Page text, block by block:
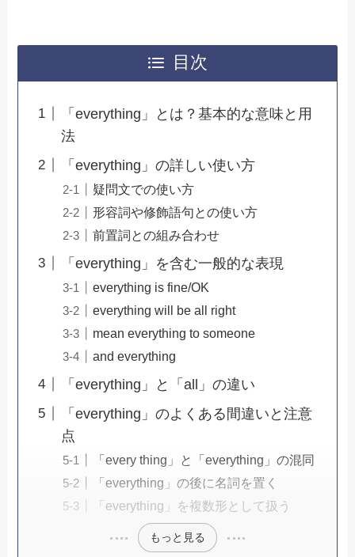
目次
「everything」とは？基本的な意味と用
法
「everything」の詳しい使い方
疑問文での使い方
形容詞や修飾語句との使い方
前置詞との組み合わせ
「everything」を含む一般的な表現
everything is fine/OK
everything will be all right
mean everything to someone
and everything
「everything」と「all」の違い
「everything」のよくある間違いと注意
点
「every thing」と「everything」の混同
「everything」の後に名詞を置く
「everything」を複数形として扱う
もっと見る